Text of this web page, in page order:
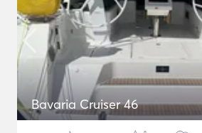
Bavaria Cruiser 46